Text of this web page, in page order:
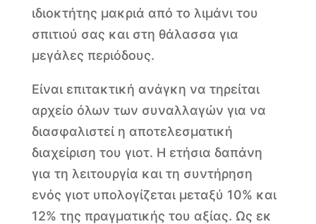
ιδιοκτήτης μακριά από το λιμάνι του
σπιτιού σας και στη θάλασσα για
μεγάλες περιόδους.
Είναι επιτακτική ανάγκη να τηρείται
αρχείο όλων των συναλλαγών για να
διασφαλιστεί η αποτελεσματική
διαχείριση του γιοτ. Η ετήσια δαπάνη
για τη λειτουργία και τη συντήρηση
ενός γιοτ υπολογίζεται μεταξύ 10% και
12% της πραγματικής του αξίας. Ως εκ